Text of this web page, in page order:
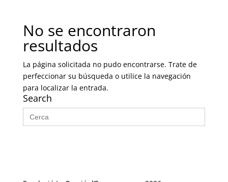
No se encontraron
resultados
La página solicitada no pudo encontrarse. Trate de
perfeccionar su búsqueda o utilice la navegación
para localizar la entrada.
Search
Buscar: